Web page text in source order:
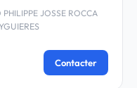
JOSSE ROCCA
Contacter